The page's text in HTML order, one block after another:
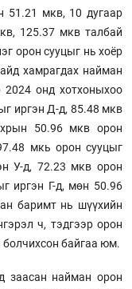
51.21 мкв, 10 дугаар
125.37 мкв талбай
орон сууцыг нь хоёр
хамрагдах найман
2024 онд хотхоныхоо
иргэн Д-д, 85.48 мкв
50.96 мкв орон
мкь орон сууцыг
У-д, 72.23 мкв орон
иргэн Г-д, мөн 50.96
баримт нь шүүхийн
ч, тэдгээр орон
болчихсон байгаа юм.
заасан найман орон